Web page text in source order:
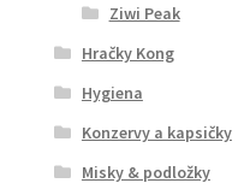
Ziwi Peak
Hračky Kong
Hygiena
Konzervy a kapsičky
Misky & podložky